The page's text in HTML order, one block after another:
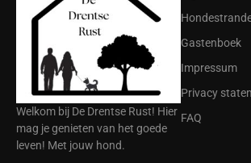
Welkom bij De Drentse Rust! Hier
mag je genieten van het goede
leven! Met jouw hond.
Gastenboek
Impressum
Privacy
FAQ